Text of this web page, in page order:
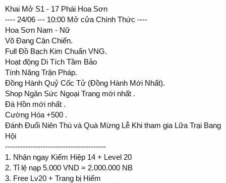
a
e
r
e
Khai Mở S1 - 17 Phái Hoa Sơn
---- 24/06 --- 10:00 Mở cửa Chính Thức ----
Hoa Sơn Nam - Nữ
Võ Đang Cận Chiến.
Full Đồ Bạch Kim Chuẩn VNG.
Hoạt động Di Tích Tầm Bảo
Tính Năng Trận Pháp.
Đồng Hành Quỷ Cốc Tử (Đồng Hành Mới Nhất).
Shop Ngân Sức Ngoại Trang mới nhất .
Đá Hồn mới nhất .
Cường Hóa +500 .
Đánh Đuổi Niên Thú và Quà Mừng Lễ Khi tham gia Lữa Trại Bang
Hội
----------------------------------------
1. Nhận ngay Kiếm Hiệp 14 + Level 20
2. Tỉ lệ nạp 5.000 VND = 2.000.000 NB
3. Free Lv20 + Trang bị Hiếm